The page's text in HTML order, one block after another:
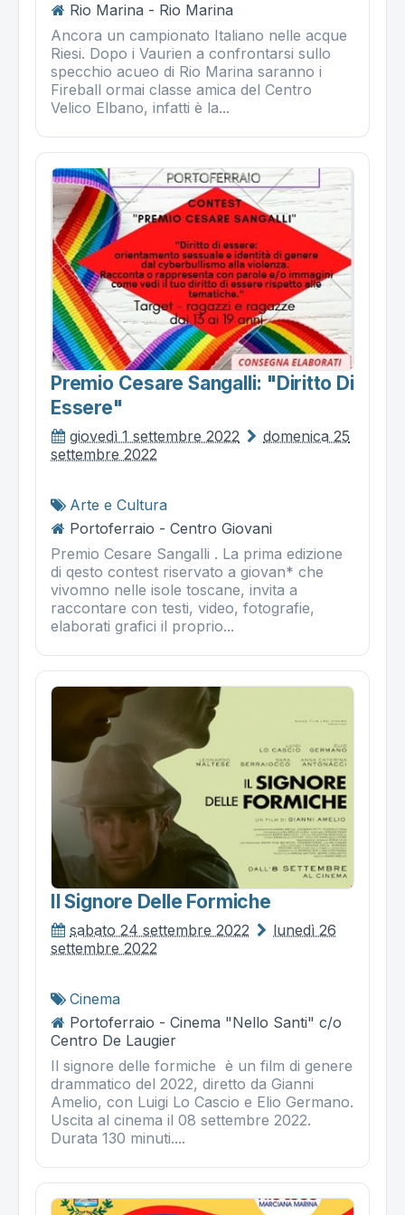
Rio Marina - Rio Marina
Ancora un campionato Italiano nelle acque
Riesi. Dopo i Vaurien a confrontarsi sullo
specchio acueo di Rio Marina saranno i
Fireball ormai classe amica del Centro
Velico Elbano, infatti è la...
Premio Cesare Sangalli: "diritto Di
Essere"
giovedì 1 settembre 2022
domenica 25
settembre 2022
Arte e Cultura
Portoferraio - Centro Giovani
Premio Cesare Sangalli . La prima edizione
di qesto contest riservato a giovan* che
vivomno nelle isole toscane, invita a
raccontare con testi, video, fotografie,
elaborati grafici il proprio...
Il Signore Delle Formiche
sabato 24 settembre 2022
lunedì 26
settembre 2022
Cinema
Portoferraio - Cinema "Nello Santi" c/o
Centro De Laugier
Il signore delle formiche è un film di genere
drammatico del 2022, diretto da Gianni
Amelio, con Luigi Lo Cascio e Elio Germano.
Uscita al cinema il 08 settembre 2022.
Durata 130 minuti....